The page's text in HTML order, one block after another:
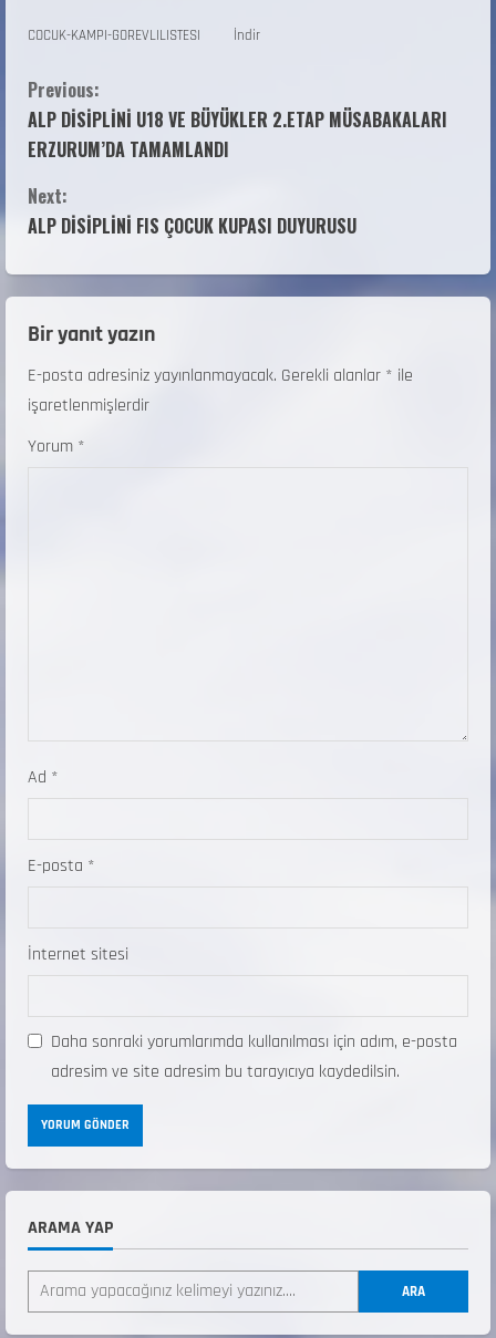
COCUK-KAMPI-GOREVLILISTESI İndir
Previous:
ALP DİSİPLİNİ U18 VE BÜYÜKLER 2.ETAP MÜSABAKALARI
ERZURUM’DA TAMAMLANDI
Next:
ALP DİSİPLİNİ FIS ÇOCUK KUPASI DUYURUSU
Bir yanıt yazın
E-posta adresiniz yayınlanmayacak. Gerekli alanlar * ile
işaretlenmişlerdir
Yorum *
Ad *
E-posta *
İnternet sitesi
Daha sonraki yorumlarımda kullanılması için adım, e-posta
adresim ve site adresim bu tarayıcıya kaydedilsin.
ARAMA YAP
ARA
2
ŞAMPİYONASI
22 Temmuz 2026